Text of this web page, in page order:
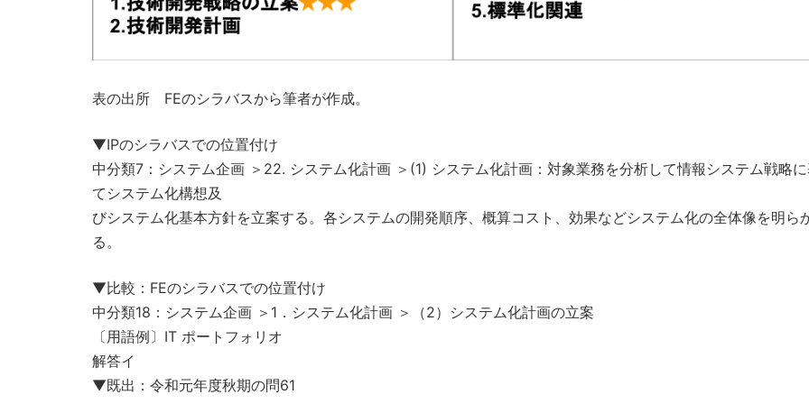
表の出所 FEのシラバスから筆者が作成。
▼IPのシラバスでの位置付け
中分類7：システム企画 ＞22. システム化計画 ＞(1) システム化計画：対象業務を分析して情報システム戦略
てシステム化構想及
びシステム化基本方針を立案する。各システムの開発順序、概算コスト、効果などシステム化の全体像を明ら
る。
▼比較：FEのシラバスでの位置付け
中分類18：システム企画 ＞1．システム化計画 ＞（2）システム化計画の立案
〔用語例〕IT ポートフォリオ
解答イ
▼既出：令和元年度秋期の問61